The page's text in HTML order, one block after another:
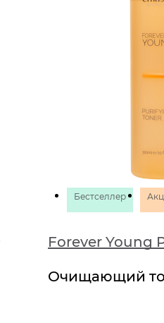
Бестселлер
Forever Young
Очищающий